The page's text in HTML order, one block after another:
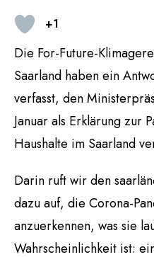
+1
Die For-Future-
Saarland haben ein
verfasst, den
Januar als Erklärung zur
Haushalte im Saarland
Darin ruft wir den
dazu auf, die Corona-
anzuerkennen, was sie
Wahrscheinlichkeit ist: